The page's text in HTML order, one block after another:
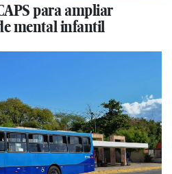
para ampliar
mental infantil